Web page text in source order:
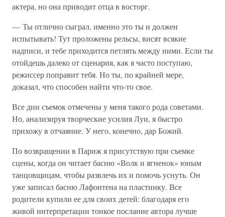
актера, но она приводит отца в восторг.
— Ты отлично сыграл, именно это ты и должен
испытывать! Тут проложены рельсы, висят всякие
надписи, и тебе приходится петлять между ними. Если ты
отойдешь далеко от сценария, как я часто поступаю,
режиссер поправит тебя. Но ты, по крайней мере,
доказал, что способен найти что-то свое.
Все дни съемок отмечены у меня такого рода советами.
Но, анализируя творческие усилия Луи, я быстро
прихожу в отчаяние. У него, конечно, дар Божий.
По возвращении в Париж я присутствую при съемке
сцены, когда он читает басню «Волк и ягненок» юным
танцовщицам, чтобы развлечь их и помочь уснуть. Он
уже записал басню Лафонтена на пластинку. Все
родители купили ее для своих детей: благодаря его
живой интерпретации тонкое послание автора лучше